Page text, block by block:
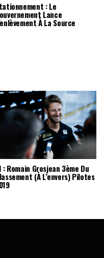
: Le
Lance
À La Source
: Romain Grosjean 3ème Du
(à L’envers) Pilotes